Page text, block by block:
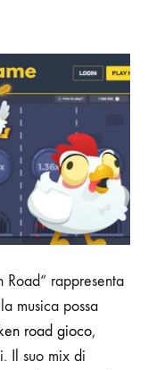
rappresenta
musica possa
road gioco,
Il suo mix di